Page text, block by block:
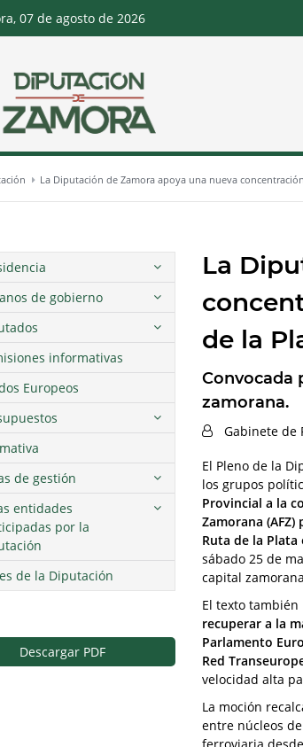
07 de agosto de 2026
La Diputación de Zamora apoya una nueva
La
de la
Convocada
zamorana.
Gabinete de
El Pleno de la
los grupos
Provincial a la
Zamorana
Ruta de la
sábado 25 de
capital
El texto también
recuperar a la
Parlamento
Red
velocidad alta
La moción
entre núcleos
de gobierno
informativas
Europeos
de gestión
entidades
por la
de la Diputación
Descargar PDF